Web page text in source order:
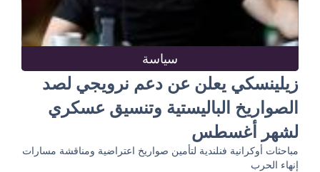
سياسة
زيلينسكي يعلن عن دعم نرويجي لصد
الصواريخ الباليستية وتنسيق عسكري
لشهر أغسطس
مباحثات أوكرانية فنلندية لتأمين صواريخ اعتراضية ومناقشة مسارات
إنهاء الحرب